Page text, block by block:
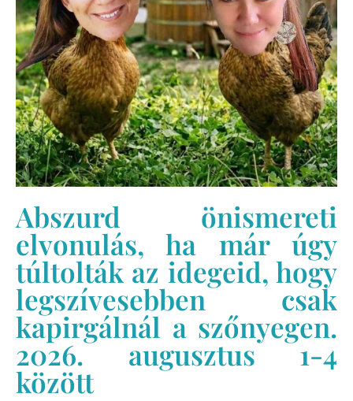
Abszurd önismereti
elvonulás, ha már úgy
túltolták az idegeid, hogy
legszívesebben csak
kapirgálnál a szőnyegen.
2026. augusztus 1-4
között